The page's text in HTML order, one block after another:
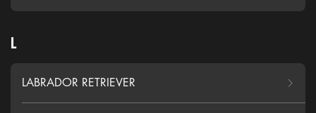
L
LABRADOR RETRIEVER